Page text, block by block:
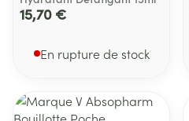
15,70 €
En rupture de stock